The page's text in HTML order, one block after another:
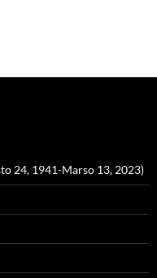
24, 1941-Marso 13, 2023)